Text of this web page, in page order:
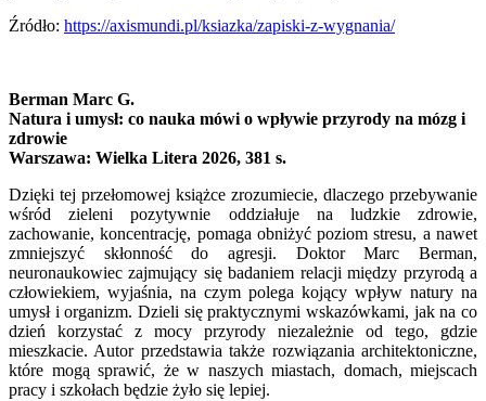
Źródło: https://axismundi.pl/ksiazka/zapiski-z-wygnania/
Berman Marc G.
Natura i umysł: co nauka mówi o wpływie przyrody na mózg i
zdrowie
Warszawa: Wielka Litera 2026, 381 s.
Dzięki tej przełomowej książce zrozumiecie, dlaczego przebywanie
wśród zieleni pozytywnie oddziałuje na ludzkie zdrowie,
zachowanie, koncentrację, pomaga obniżyć poziom stresu, a nawet
zmniejszyć skłonność do agresji. Doktor Marc Berman,
neuronaukowiec zajmujący się badaniem relacji między przyrodą a
człowiekiem, wyjaśnia, na czym polega kojący wpływ natury na
umysł i organizm. Dzieli się praktycznymi wskazówkami, jak na co
dzień korzystać z mocy przyrody niezależnie od tego, gdzie
mieszkacie. Autor przedstawia także rozwiązania architektoniczne,
które mogą sprawić, że w naszych miastach, domach, miejscach
pracy i szkołach będzie żyło się lepiej.